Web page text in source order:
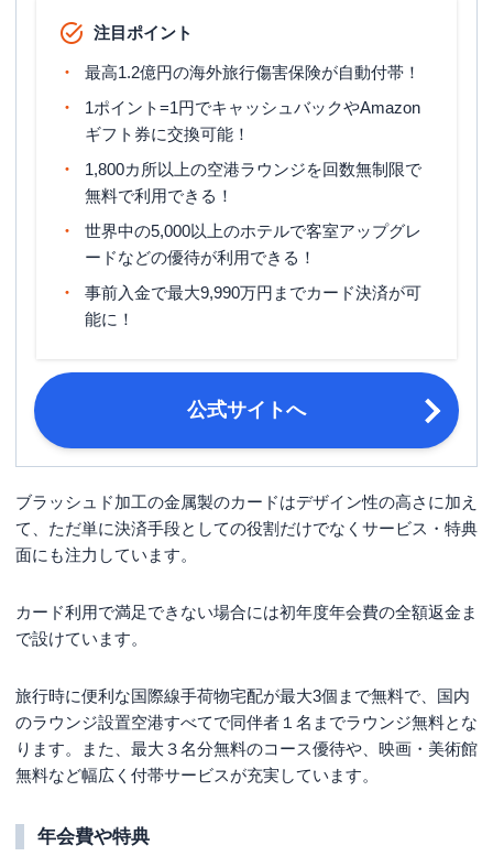
旅行傷害保険 国内旅行傷害保険・海外旅行傷害保険
締め日・支払日 締め日：毎月5日・支払日：毎月27日
申し込み条件 学生を除く満20歳以上
必要書類
運転免許証・パスポート・マイナンバ
ーカード（個人番号カード）などの本
注目ポイント
最高1.2億円の海外旅行傷害保険が自動付帯！
1ポイント=1円でキャッシュバックやAmazon
ギフト券に交換可能！
1,800カ所以上の空港ラウンジを回数無制限で
無料で利用できる！
世界中の5,000以上のホテルで客室アップグレ
ードなどの優待が利用できる！
事前入金で最大9,990万円までカード決済が可
能に！
公式サイトへ
ブラッシュド加工の金属製のカードはデザイン性の高さに加え
て、ただ単に決済手段としての役割だけでなくサービス・特典
面にも注力しています。
カード利用で満足できない場合には初年度年会費の全額返金ま
で設けています。
旅行時に便利な国際線手荷物宅配が最大3個まで無料で、国内
のラウンジ設置空港すべてで同伴者１名までラウンジ無料とな
ります。また、最大３名分無料のコース優待や、映画・美術館
無料など幅広く付帯サービスが充実しています。
年会費や特典